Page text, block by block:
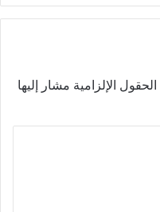
الحقول الإلزامية مشار إليها